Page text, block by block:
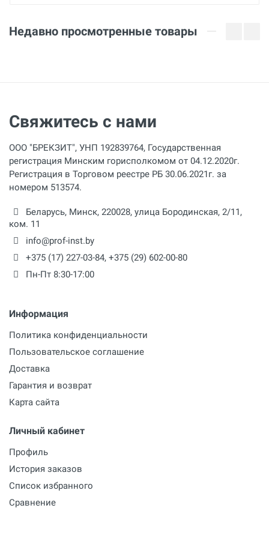
Материал губок
Недавно просмотренные товары
Свяжитесь с нами
ООО "БРЕКЗИТ", УНП 192839764, Государственная
регистрация Минским горисполкомом от 04.12.2020г.
Регистрация в Торговом реестре РБ 30.06.2021г. за
номером 513574.
Беларусь, Минск, 220028, улица Бородинская, 2/11,
ком. 11
info@prof-inst.by
+375 (17) 227-03-84, +375 (29) 602-00-80
Пн-Пт 8:30-17:00
Информация
Политика конфиденциальности
Пользовательское соглашение
Доставка
Гарантия и возврат
Карта сайта
Личный кабинет
Профиль
История заказов
Список избранного
Сравнение